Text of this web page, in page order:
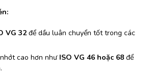
VG 32để dầu luân chuyển tốt trong các
cao hơn như ISO VG 46 hoặc 68 để